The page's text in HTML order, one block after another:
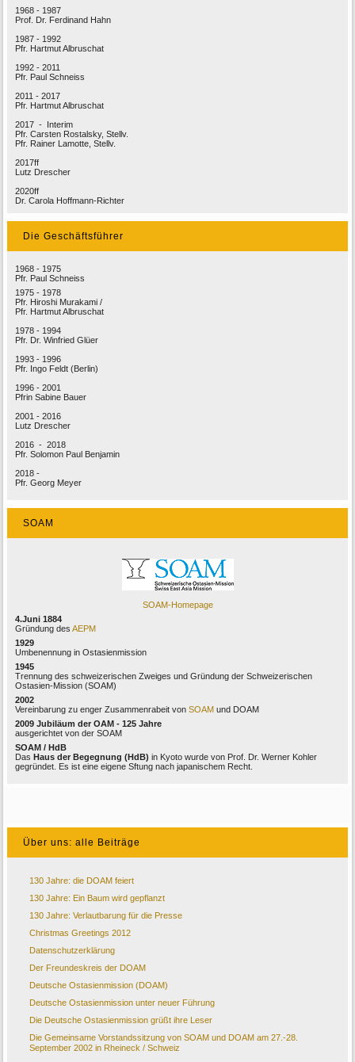
1968 - 1987
Prof. Dr. Ferdinand Hahn
1987 - 1992
Pfr. Hartmut Albruschat
1992 - 2011
Pfr. Paul Schneiss
2011 - 2017
Pfr. Hartmut Albruschat
2017 - Interim
Pfr. Carsten Rostalsky, Stellv.
Pfr. Rainer Lamotte, Stellv.
2017ff
Lutz Drescher
2020ff
Dr. Carola Hoffmann-Richter
Die Geschäftsführer
1968 - 1975
Pfr. Paul Schneiss
1975 - 1978
Pfr. Hiroshi Murakami /
Pfr. Hartmut Albruschat
1978 - 1994
Pfr. Dr. Winfried Glüer
1993 - 1996
Pfr. Ingo Feldt (Berlin)
1996 - 2001
Pfrin Sabine Bauer
2001 - 2016
Lutz Drescher
2016 - 2018
Pfr. Solomon Paul Benjamin
2018 -
Pfr. Georg Meyer
SOAM
SOAM-Homepage
4.Juni 1884
Gründung desAEPM
1929
Umbenennung in Ostasienmission
1945
Trennung des schweizerischen Zweiges und Gründung der Schweizerischen
Ostasien-Mission (SOAM)
2002
Vereinbarung zu enger Zusammenrabeit vonSOAM und DOAM
2009 Jubiläum der OAM - 125 Jahre
ausgerichtet von der SOAM
SOAM / HdB
DasHaus der Begegnung (HdB)in Kyoto wurde von Prof. Dr. Werner Kohler
gegründet. Es ist eine eigene Sftung nach japanischem Recht.
Über uns: alle Beiträge
130 Jahre: die DOAM feiert
130 Jahre: Ein Baum wird gepflanzt
130 Jahre: Verlautbarung für die Presse
Christmas Greetings 2012
Datenschutzerklärung
Der Freundeskreis der DOAM
Deutsche Ostasienmission (DOAM)
Deutsche Ostasienmission unter neuer Führung
Die Deutsche Ostasienmission grüßt ihre Leser
Die Gemeinsame Vorstandssitzung von SOAM und DOAM am 27.-28.
September 2002 in Rheineck / Schweiz